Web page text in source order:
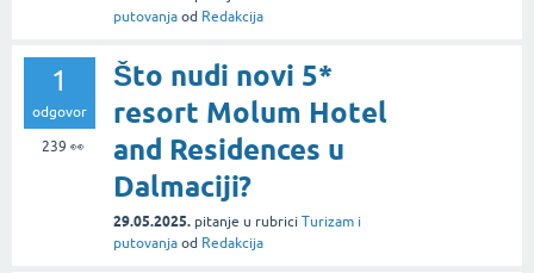
putovanja od Redakcija
1
odgovor
239 👀
Što nudi novi 5*
resort Molum Hotel
and Residences u
Dalmaciji?
29.05.2025. pitanje u rubrici Turizam i
putovanja od Redakcija